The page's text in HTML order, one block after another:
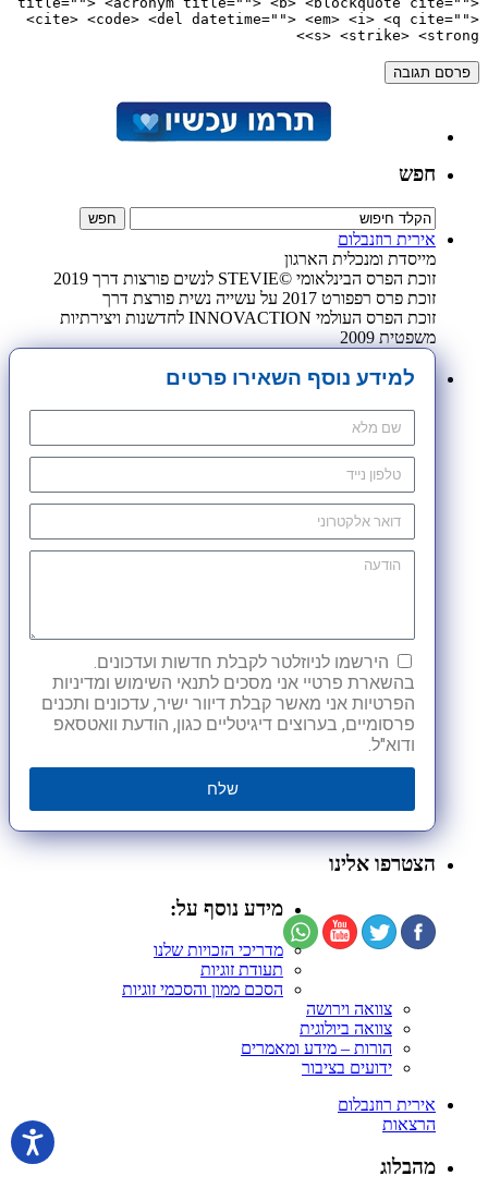
<cite> <code> <del datetime=""> <em> <i> <q cite="">
<s> <strike> <strong>
חפש
אירית רוזנבלום
מייסדת ומנכלית הארגון
זוכת הפרס הבינלאומי ©STEVIE לנשים פורצות דרך 2019
זוכת פרס רפפורט 2017 על עשייה נשית פורצת דרך
זוכת הפרס העולמי INNOVACTION לחדשנות ויצירתיות
משפטית 2009
למידע נוסף השאירו פרטים
הירשמו לניוזלטר לקבלת חדשות ועדכונים.
בהשארת פרטיי אני מסכים לתנאי השימוש ומדיניות
הפרטיות אני מאשר קבלת דיוור ישיר, עדכונים ותכנים
פרסומיים, בערוצים דיגיטליים כגון, הודעת וואטסאפ
ודוא"ל.
שלח
הצטרפו אלינו
מידע נוסף על:
מדריכי הזכויות שלנו
תעודת זוגיות
הסכם ממון והסכמי זוגיות
צוואה וירושה
צוואה ביולוגית
הורות – מידע ומאמרים
ידועים בציבור
אירית רוזנבלום
הרצאות
מהבלוג